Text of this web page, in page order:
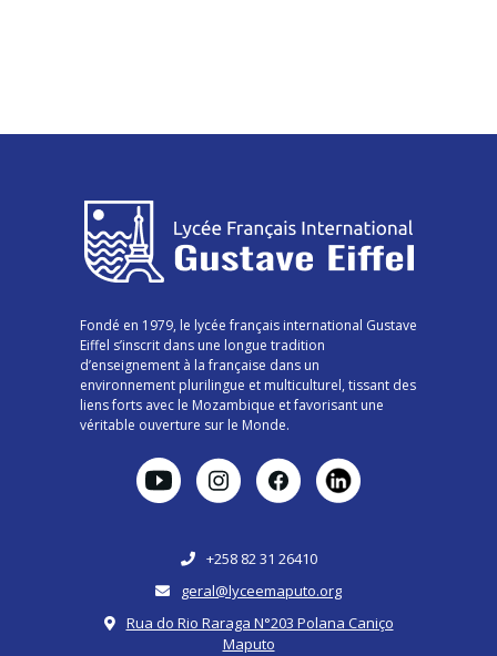
Fondé en 1979, le lycée français international Gustave
Eiffel s’inscrit dans une longue tradition
d’enseignement à la française dans un
environnement plurilingue et multiculturel, tissant des
liens forts avec le Mozambique et favorisant une
véritable ouverture sur le Monde.
+258 82 31 26410
geral@lyceemaputo.org
Rua do Rio Raraga N°203 Polana Caniço
Maputo